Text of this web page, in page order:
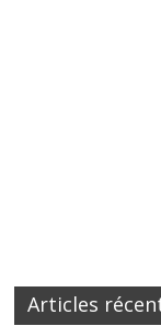
Articles